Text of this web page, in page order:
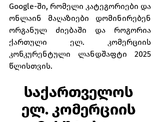
Google-ში, რომელი კატეგორიები და
ონლაინ მაღაზიები დომინირებენ
ორგანულ ძიებაში და როგორია
ქართული ელ. კომერციის
კონკურენტული ლანდშაფტი 2025
წლისთვის.
საქართველოს
ელ. კომერციის